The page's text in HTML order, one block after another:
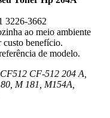
3226-3662
ao meio ambiente
custo benefício.
de modelo.
CF-512 204 A,
M 181, M154A,